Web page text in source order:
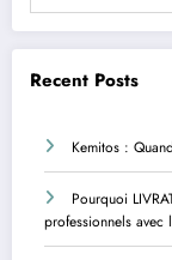
Recent Posts
Kemitos :
Pourquoi
professionnels avec